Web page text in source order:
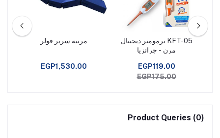
KFT-05 ترمومتر ديجيتال
مرن - جرانزيا
EGP119.00
EGP175.00
مرتبة سرير فولر
EGP1,530.00
Product Queries (0)